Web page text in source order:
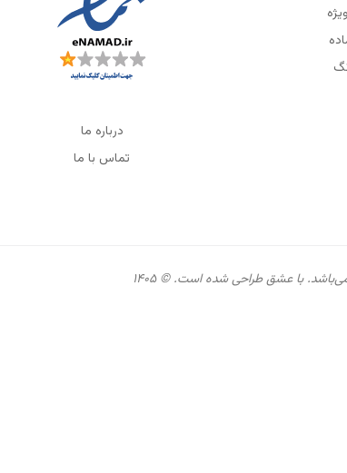
درباره ما
تماس با ما
با عشق طراحی شده است. © ۱۴۰۵​